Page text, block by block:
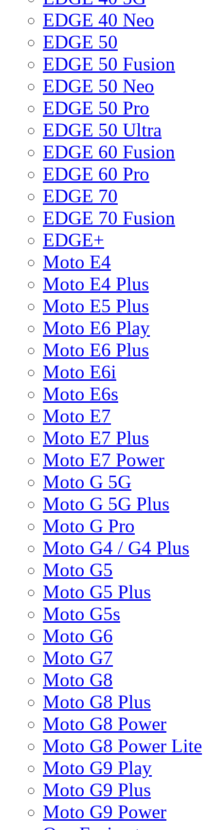
EDGE 40 Neo
EDGE 50
EDGE 50 Fusion
EDGE 50 Neo
EDGE 50 Pro
EDGE 50 Ultra
EDGE 60 Fusion
EDGE 60 Pro
EDGE 70
EDGE 70 Fusion
EDGE+
Moto E4
Moto E4 Plus
Moto E5 Plus
Moto E6 Play
Moto E6 Plus
Moto E6i
Moto E6s
Moto E7
Moto E7 Plus
Moto E7 Power
Moto G 5G
Moto G 5G Plus
Moto G Pro
Moto G4 / G4 Plus
Moto G5
Moto G5 Plus
Moto G5s
Moto G6
Moto G7
Moto G8
Moto G8 Plus
Moto G8 Power
Moto G8 Power Lite
Moto G9 Play
Moto G9 Plus
Moto G9 Power